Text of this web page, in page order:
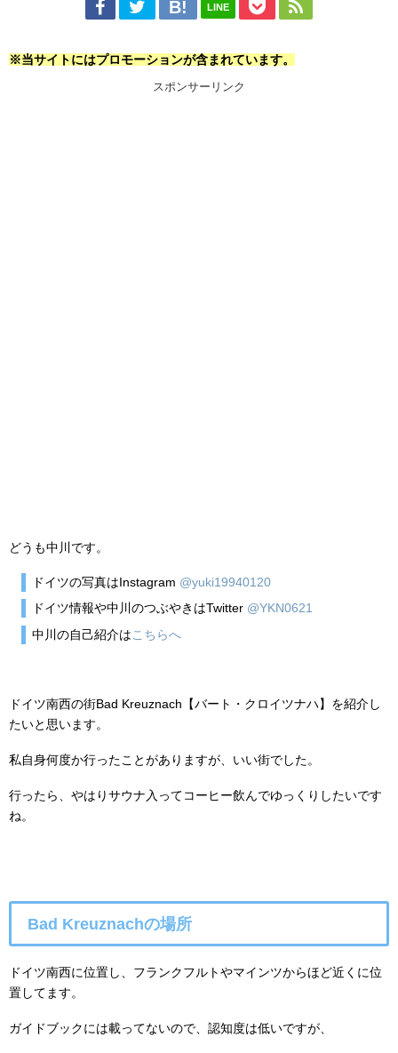
LINE
※当サイトにはプロモーションが含まれています。
スポンサーリンク
どうも中川です。
ドイツの写真はInstagram @yuki19940120
ドイツ情報や中川のつぶやきはTwitter @YKN0621
中川の自己紹介は こちらへ
ドイツ南西の街Bad Kreuznach【バート・クロイツナハ】を紹介し
たいと思います。
私自身何度か行ったことがありますが、いい街でした。
行ったら、やはりサウナ入ってコーヒー飲んでゆっくりしたいです
ね。
Bad Kreuznachの場所
ドイツ南西に位置し、フランクフルトやマインツからほど近くに位
置してます。
ガイドブックには載ってないので、認知度は低いですが、